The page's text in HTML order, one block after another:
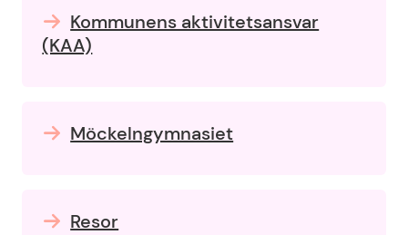
Kommunens aktivitetsansvar
(KAA)
Möckelngymnasiet
Resor